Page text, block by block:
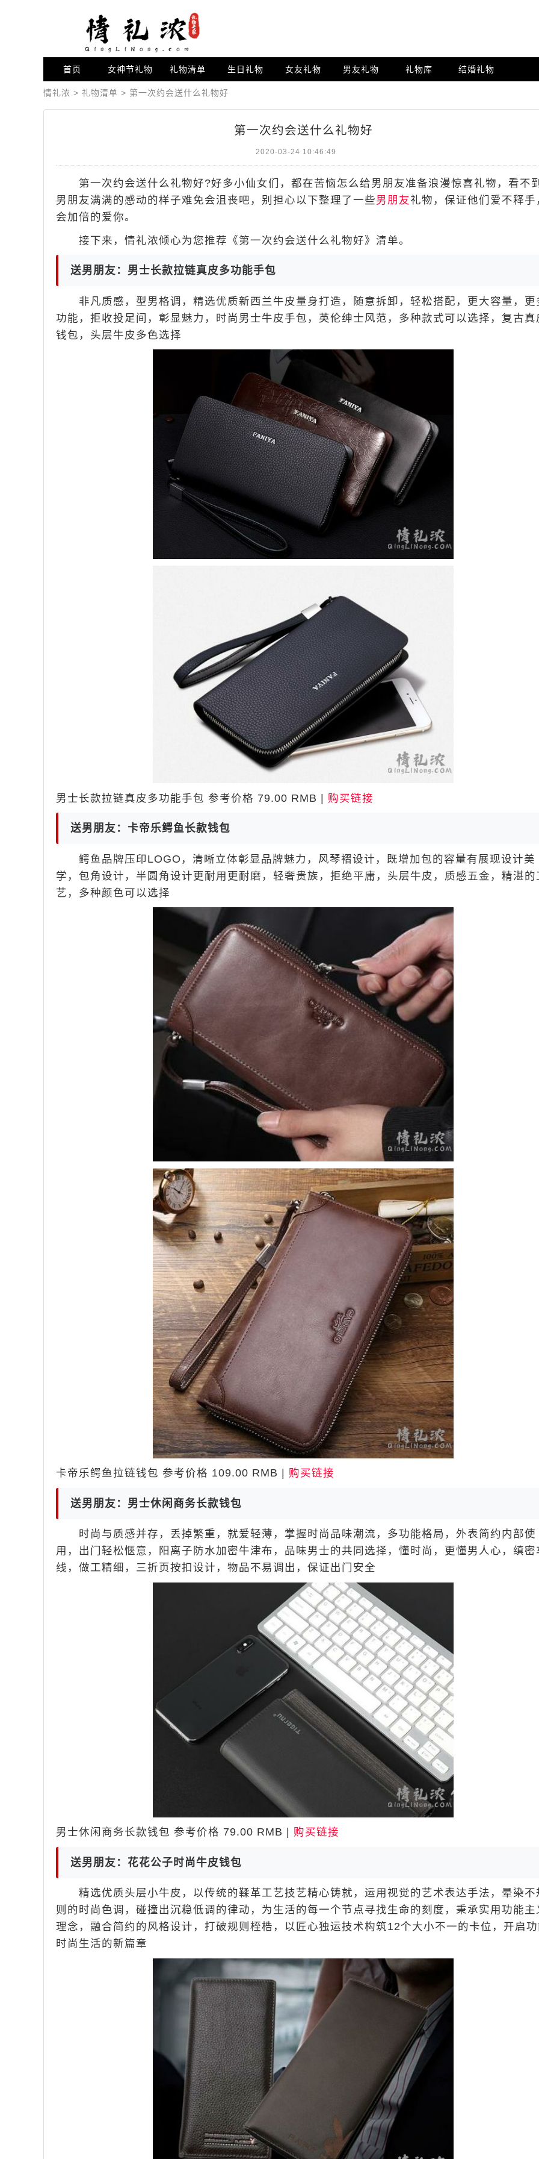
首页 女神节礼物 礼物清单 生日礼物 女友礼物 男友礼物 礼物库 结婚礼物
情礼浓 > 礼物清单 > 第一次约会送什么礼物好
第一次约会送什么礼物好
2020-03-24 10:46:49
第一次约会送什么礼物好?好多小仙女们，都在苦恼怎么给男朋友准备浪漫惊喜礼物，看不
男朋友满满的感动的样子难免会沮丧吧，别担心以下整理了一些男朋友礼物，保证他们爱不释手
会加倍的爱你。
接下来，情礼浓倾心为您推荐《第一次约会送什么礼物好》清单。
送男朋友：男士长款拉链真皮多功能手包
非凡质感，型男格调，精选优质新西兰牛皮量身打造，随意拆卸，轻松搭配，更大容量，更
功能，拒收投足间，彰显魅力，时尚男士牛皮手包，英伦绅士风范，多种款式可以选择，复古真
钱包，头层牛皮多色选择
男士长款拉链真皮多功能手包 参考价格 79.00 RMB | 购买链接
送男朋友：卡帝乐鳄鱼长款钱包
鳄鱼品牌压印LOGO，清晰立体彰显品牌魅力，风琴褶设计，既增加包的容量有展现设计美
学，包角设计，半圆角设计更耐用更耐磨，轻奢贵族，拒绝平庸，头层牛皮，质感五金，精湛的
艺，多种颜色可以选择
卡帝乐鳄鱼拉链钱包 参考价格 109.00 RMB | 购买链接
送男朋友：男士休闲商务长款钱包
时尚与质感并存，丢掉繁重，就爱轻薄，掌握时尚品味潮流，多功能格局，外表简约内部使
用，出门轻松惬意，阳离子防水加密牛津布，品味男士的共同选择，懂时尚，更懂男人心，缜密
线，做工精细，三折页按扣设计，物品不易调出，保证出门安全
男士休闲商务长款钱包 参考价格 79.00 RMB | 购买链接
送男朋友：花花公子时尚牛皮钱包
精选优质头层小牛皮，以传统的鞣革工艺技艺精心铸就，运用视觉的艺术表达手法，晕染不
则的时尚色调，碰撞出沉稳低调的律动，为生活的每一个节点寻找生命的刻度，秉承实用功能主
理念，融合简约的风格设计，打破规则桎梏，以匠心独运技术构筑12个大小不一的卡位，开启
时尚生活的新篇章